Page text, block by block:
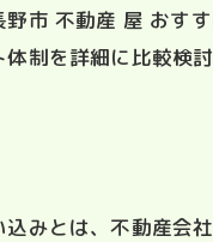
市 不動産 屋 おす
制を詳細に比較検
みとは、不動産会